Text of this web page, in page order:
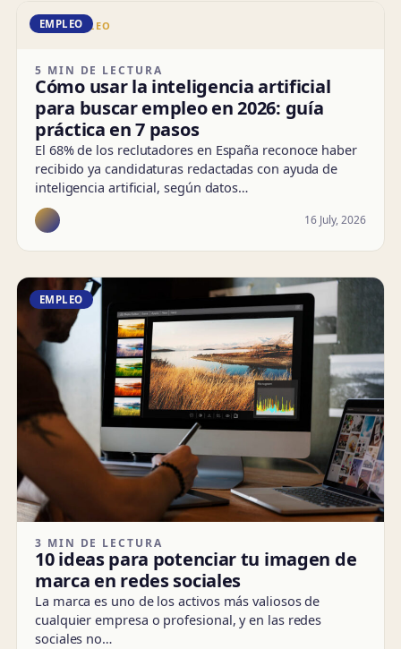
DD · EMPLEO
EMPLEO
5 MIN DE LECTURA
Cómo usar la inteligencia artificial
para buscar empleo en 2026: guía
práctica en 7 pasos
El 68% de los reclutadores en España reconoce haber
recibido ya candidaturas redactadas con ayuda de
inteligencia artificial, según datos…
16 July, 2026
EMPLEO
3 MIN DE LECTURA
10 ideas para potenciar tu imagen de
marca en redes sociales
La marca es uno de los activos más valiosos de
cualquier empresa o profesional, y en las redes
sociales no…